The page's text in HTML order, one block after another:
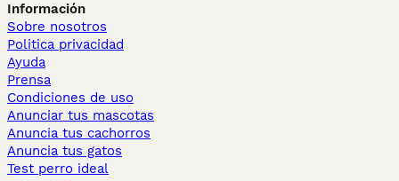
Información
Sobre nosotros
Politica privacidad
Ayuda
Prensa
Condiciones de uso
Anunciar tus mascotas
Anuncia tus cachorros
Anuncia tus gatos
Test perro ideal